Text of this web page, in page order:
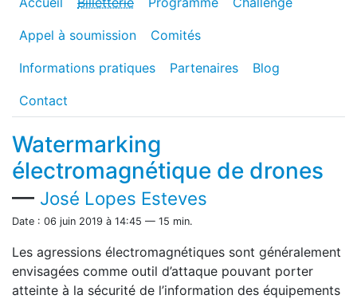
Appel à soumission Comités
Informations pratiques Partenaires Blog
Contact
Watermarking
électromagnétique de drones
— José Lopes Esteves
Date : 06 juin 2019 à 14:45 — 15 min.
Les agressions électromagnétiques sont généralement
envisagées comme outil d’attaque pouvant porter
atteinte à la sécurité de l’information des équipements